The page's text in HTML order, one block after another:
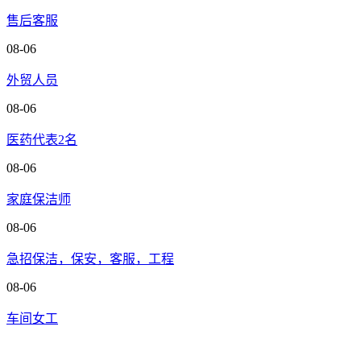
售后客服
08-06
外贸人员
08-06
医药代表2名
08-06
家庭保洁师
08-06
急招保洁，保安，客服，工程
08-06
车间女工